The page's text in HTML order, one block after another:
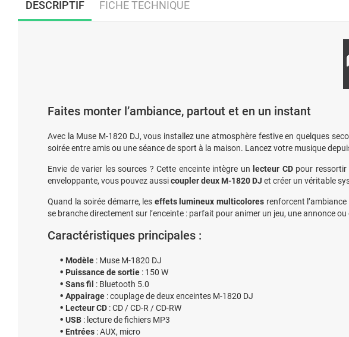
DESCRIPTIF FICHE TECHNIQUE
Faites monter l’ambiance, partout et en un instant
Avec la Muse M-1820 DJ, vous installez une atmosphère festive en quelques
soirée entre amis ou une séance de sport à la maison. Lancez votre musique
Envie de varier les sources ? Cette enceinte intègre un lecteur CDpour ressortir
enveloppante, vous pouvez aussicoupler deux M-1820 DJ et créer un véritable
Quand la soirée démarre, les effets lumineux multicolores renforcent
se branche directement sur l’enceinte : parfait pour animer un jeu, une annonce
Caractéristiques principales :
Modèle : Muse M-1820 DJ
Puissance de sortie : 150 W
Sans fil : Bluetooth 5.0
Appairage : couplage de deux enceintes M-1820 DJ
Lecteur CD : CD / CD-R / CD-RW
USB : lecture de fichiers MP3
Entrées : AUX, micro